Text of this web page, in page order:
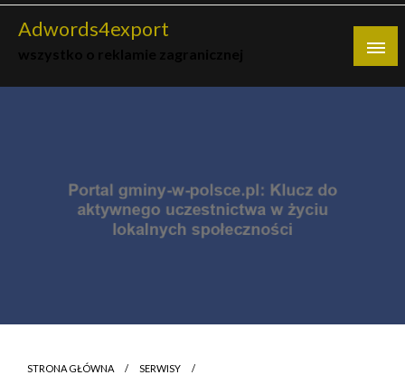
Skip
Adwords4export
STRONA GŁÓWNA
SERWISY